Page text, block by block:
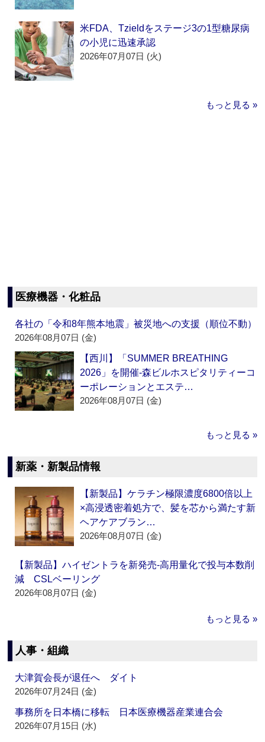
米FDA、Tzieldをステージ3の1型糖尿病
の小児に迅速承認
2026年07月07日 (火)
もっと見る »
医療機器・化粧品
各社の「令和8年熊本地震」被災地への支援（順位不動）
2026年08月07日 (金)
【西川】「SUMMER BREATHING
2026」を開催‐森ビルホスピタリティーコ
ーポレーションとエステ…
2026年08月07日 (金)
もっと見る »
新薬・新製品情報
【新製品】ケラチン極限濃度6800倍以上
×高浸透密着処方で、髪を芯から満たす新
ヘアケアブラン…
2026年08月07日 (金)
【新製品】ハイゼントラを新発売‐高用量化で投与本数削
減 CSLベーリング
2026年08月07日 (金)
もっと見る »
人事・組織
大津賀会長が退任へ ダイト
2026年07月24日 (金)
事務所を日本橋に移転 日本医療機器産業連合会
2026年07月15日 (水)